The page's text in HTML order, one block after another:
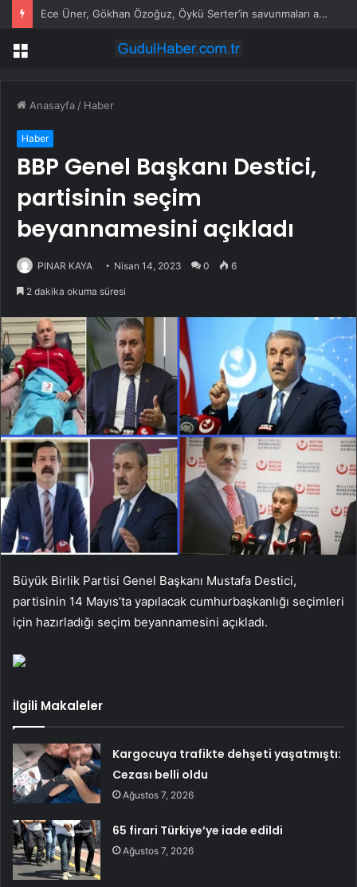
Ece Üner, Gökhan Özoğuz, Öykü Serter’in savunmaları aynı
Menü
Anasayfa / Haber
Haber
BBP Genel Başkanı Destici,
partisinin seçim
beyannamesini açıkladı
PINAR KAYA Nisan 14, 2023 0 6
2 dakika okuma süresi
Büyük Birlik Partisi Genel Başkanı Mustafa Destici,
partisinin 14 Mayıs’ta yapılacak cumhurbaşkanlığı seçimleri
için hazırladığı seçim beyannamesini açıkladı.
İlgili Makaleler
Kargocuya trafikte dehşeti yaşatmıştı:
Cezası belli oldu
Ağustos 7, 2026
65 firari Türkiye’ye iade edildi
Ağustos 7, 2026